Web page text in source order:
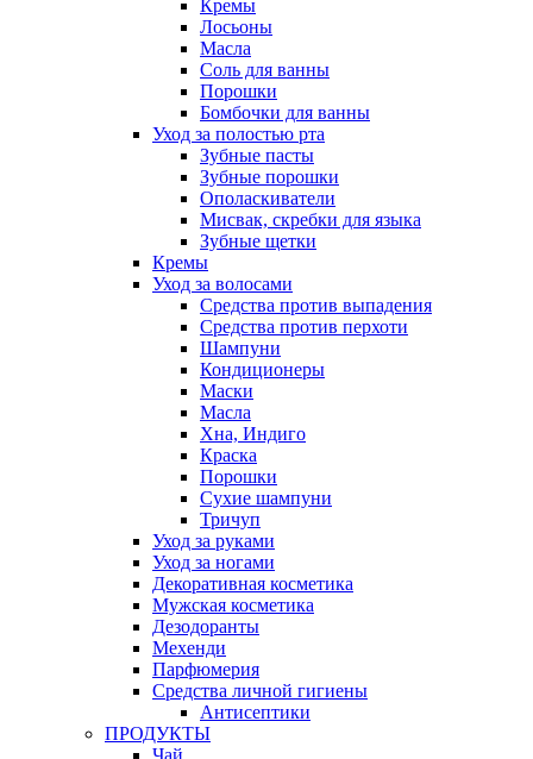
Кремы
Лосьоны
Масла
Соль для ванны
Порошки
Бомбочки для ванны
Уход за полостью рта
Зубные пасты
Зубные порошки
Ополаскиватели
Мисвак, скребки для языка
Зубные щетки
Кремы
Уход за волосами
Средства против выпадения
Средства против перхоти
Шампуни
Кондиционеры
Маски
Масла
Хна, Индиго
Краска
Порошки
Сухие шампуни
Тричуп
Уход за руками
Уход за ногами
Декоративная косметика
Мужская косметика
Дезодоранты
Мехенди
Парфюмерия
Средства личной гигиены
Антисептики
ПРОДУКТЫ
Чай